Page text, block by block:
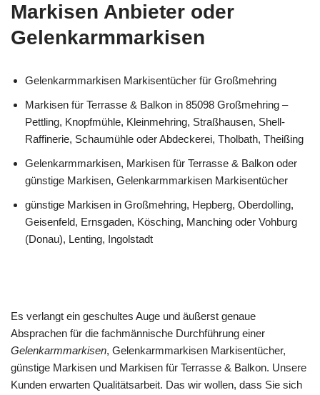
Markisen Anbieter oder
Gelenkarmmarkisen
Gelenkarmmarkisen Markisentücher für Großmehring
Markisen für Terrasse & Balkon in 85098 Großmehring –
Pettling, Knopfmühle, Kleinmehring, Straßhausen, Shell-
Raffinerie, Schaumühle oder Abdeckerei, Tholbath, Theißing
Gelenkarmmarkisen, Markisen für Terrasse & Balkon oder
günstige Markisen, Gelenkarmmarkisen Markisentücher
günstige Markisen in Großmehring, Hepberg, Oberdolling,
Geisenfeld, Ernsgaden, Kösching, Manching oder Vohburg
(Donau), Lenting, Ingolstadt
Es verlangt ein geschultes Auge und äußerst genaue
Absprachen für die fachmännische Durchführung einer
Gelenkarmmarkisen, Gelenkarmmarkisen Markisentücher,
günstige Markisen und Markisen für Terrasse & Balkon. Unsere
Kunden erwarten Qualitätsarbeit. Das wir wollen, dass Sie sich